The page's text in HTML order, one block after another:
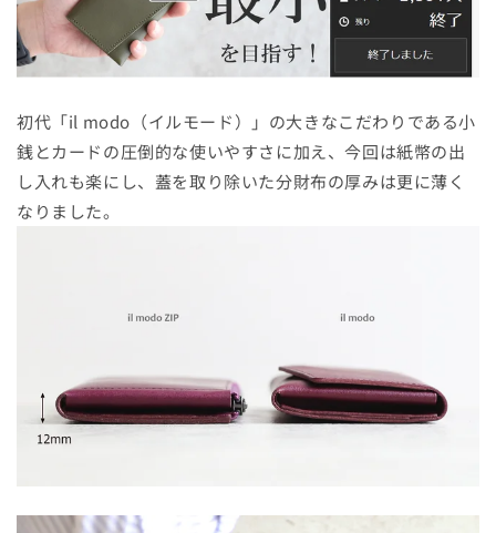
初代「il modo（イルモード）」の大きなこだわりである小
銭とカードの圧倒的な使いやすさに加え、今回は紙幣の出
し入れも楽にし、蓋を取り除いた分財布の厚みは更に薄く
なりました。